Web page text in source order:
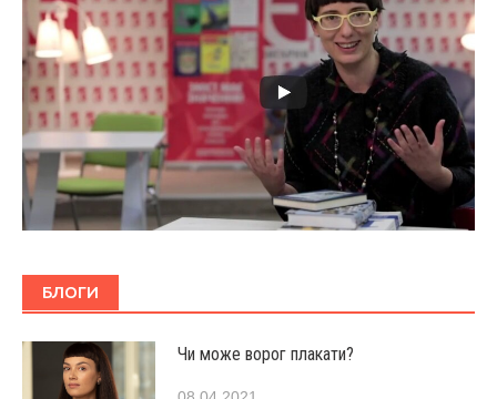
БЛОГИ
Чи може ворог плакати?